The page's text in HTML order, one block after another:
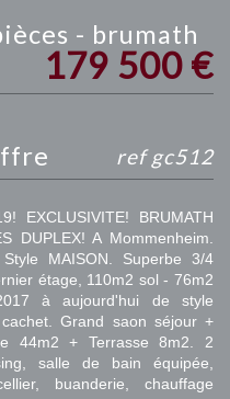
- brumath
179 500 €
ref gc512
EXCLUSIVITE! BRUMATH
DUPLEX! A Mommenheim.
MAISON. Superbe 3/4
étage, 110m2 sol - 76m2
à aujourd'hui de style
Grand saon séjour +
44m2 + Terrasse 8m2. 2
salle de bain équipée,
buanderie, chauffage